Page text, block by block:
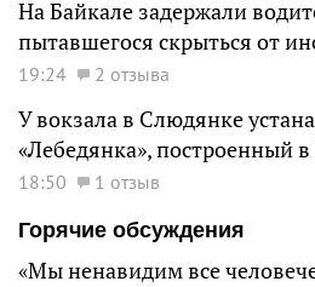
На Байкале задержали
пытавшегося скрыться от
19:24 2 отзыва
У вокзала в Слюдянке
«Лебедянка», построенный в
18:50
1 отзыв
Горячие обсуждения
«Мы ненавидим все